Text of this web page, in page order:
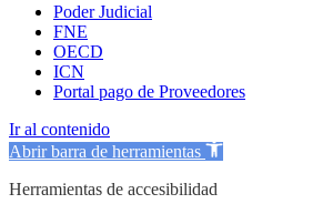
Poder Judicial
FNE
OECD
ICN
Portal pago de Proveedores
Ir al contenido
Abrir barra de herramientas
Herramientas de accesibilidad